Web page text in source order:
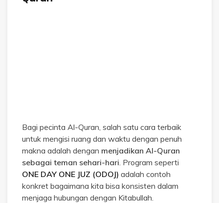
Bagi pecinta Al-Quran, salah satu cara terbaik
untuk mengisi ruang dan waktu dengan penuh
makna adalah dengan menjadikan Al-Quran
sebagai teman sehari-hari . Program seperti
ONE DAY ONE JUZ (ODOJ) adalah contoh
konkret bagaimana kita bisa konsisten dalam
menjaga hubungan dengan Kitabullah.